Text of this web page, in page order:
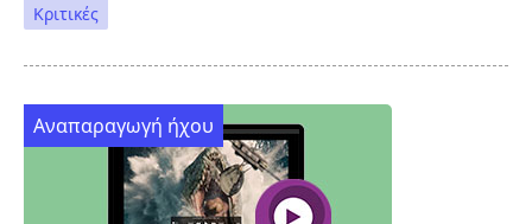
Κριτικές
Αναπαραγωγή ήχου